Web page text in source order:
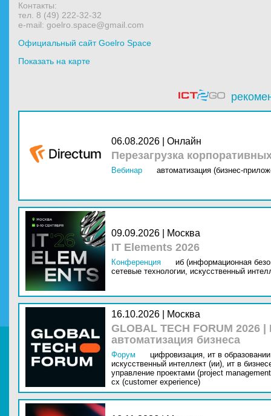
Контакты:
тел. 8 (49) 222-32-32
e-mail: goelro.space@gmail.com
Официальный сайт Goelro Space
Показать на карте
06.08.2026 | Онлайн
Перезагрузка
Вебинар автоматизация (бизнес-
09.09.2026 | Москва
IT Elements 2026
Конференция
иб (информационная
сетевые технологии, искусственный
16.10.2026 | Москва
GLOBAL TECH FORUM
автоматизация бизнеса
Форум цифровизация, ит в
искусственный интеллект (ии), ит в
управление проектами (project
cx (customer experience)